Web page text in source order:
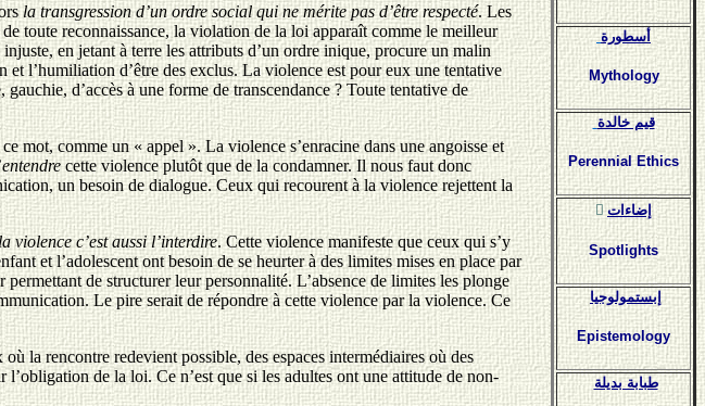
la transgression d’un ordre social qui ne mérite pas d’être respecté. Les
toute reconnaissance, la violation de la loi apparaît comme le meilleur
en jetant à terre les attributs d’un ordre inique, procure un malin
l’humiliation d’être des exclus. La violence est pour eux une tentative
d’accès à une forme de transcendance ? Toute tentative de
mot, comme un « appel ». La violence s’enracine dans une angoisse et
entendre cette violence plutôt que de la condamner. Il nous faut donc
un besoin de dialogue. Ceux qui recourent à la violence rejettent la
violence c’est aussi l’interdire. Cette violence manifeste que ceux qui s’y
et l’adolescent ont besoin de se heurter à des limites mises en place par
de structurer leur personnalité. L’absence de limites les plonge
Le pire serait de répondre à cette violence par la violence. Ce
la rencontre redevient possible, des espaces intermédiaires où des
de la loi. Ce n’est que si les adultes ont une attitude de non-
أسطورة
Mythology
قيم خالدة
Perennial Ethics
ٍإضاءات
Spotlights
إبستمولوجيا
Epistemology
طبابة بديلة